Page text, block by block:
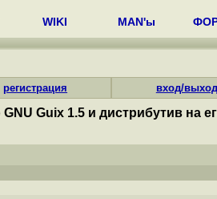
WIKI MAN'ы
регистрация вход/выход
Guix 1.5 и дистрибутив на